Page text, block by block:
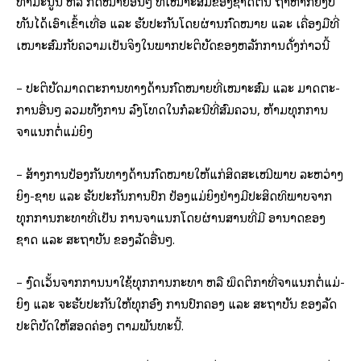
ທັນ​ໄດ້​ເອົາ​ເຂົ້າ​ເທື່ອ ແລະ ຮັບ­ປະ­ກັນ​ໂດຍ​ຜ່ານ​ກົດ­ໝາຍ ແລະ ເຄື່ອງ­ມື​ທີ່​
ເໝາະ​ສົມ​ກັບ​ຄວາມ​ເປັນ​ຈິງ​ໃນ​ພາກ​ປະ­ຕິ­ບັດ​ຂອງ​ຫລັກ­ການ​ດັ່ງ­ກ່າວ​ນີ້
– ປະ­ຕິ­ບັດ​ມາດ​ຕະ­ການ​ທາງ​ດ້ານ​ກົດ­ໝາຍ​ທີ່​ເໝາະ​ສົມ ແລະ ມາດ​ຕະ­
ການ​ອື່ນໆ ລວມ​ທັງ​ການ ລົງ­ໂທດ​ໃນ​ກໍ­ລະ­ນີ​ທີ່​ສົມ­ຄວນ, ຫ້າມ​ທຸກ​ການ​
ຈຳ­ແນກ​ຕໍ່​ແມ່­ຍິງ
– ສ້າງ​ການ​ປ້ອງ​ກັນ​ທາງ​ດ້ານ​ກົດ­ໝາຍ​ໃຫ້​ແກ່​ສິດ​ສະ­ເໝີ­ພາບ ລະ­ຫວ່າງ​
ຍິງ-​ຊາຍ ແລະ ຮັບ­ປະ­ກັນ​ການ​ປົກ ປ້ອງ​ແມ່­ຍິງ​ຢ່າງ​ມີ​ປະ­ສິດ­ທິ­ພາບ​ຈາກ​
ທຸກ​ການ​ກະ­ທຳ​ທີ່​ເປັນ ການ​ຈຳ­ແນກ​ໂດຍ​ຜ່ານ​ສານ​ທີ່​ມີ ອຳ­ນາດ​ຂອງ​
ຊາດ ແລະ ສະ​ຖາ​ບັນ ຂອງ​ລັດ​ອື່ນໆ.
– ງົດ​ເວັ້ນ​ຈາກ​ການ​ນຳ​ໃຊ້​ທຸກ​ການ​ກະ­ທຳ ຫລື ພຶດ­ຕິ​ກຳ​ທີ່​ຈຳ­ແນກ​ຕໍ່​ແມ່­
ຍິງ ແລະ ຈະ​ຮັບ­ປະ­ກັນ​ໃຫ້​ທຸກ​ອົງ ການ​ປົກ­ຄອງ ແລະ ສະ​ຖາ​ບັນ ຂອງ​ລັດ​
ປະ­ຕິ­ບັດ​ໃຫ້​ສອດ­ຄ່ອງ ຕາມ​ພັນ­ທະ​ນີ້.